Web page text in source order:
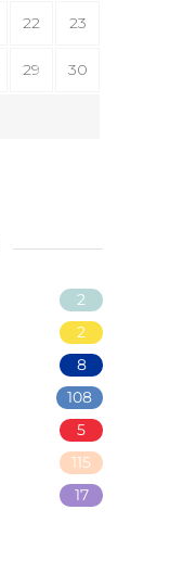
22 23
29 30
2
2
8
108
5
115
17